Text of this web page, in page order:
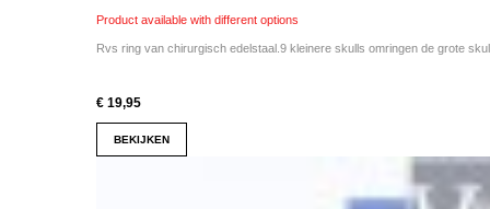
Product available with different options
Rvs ring van chirurgisch edelstaal.9 kleinere skulls omringen de grote
€ 19,95
BEKIJKEN